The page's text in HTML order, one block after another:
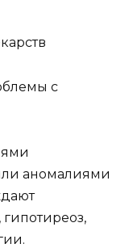
с
аномалиями